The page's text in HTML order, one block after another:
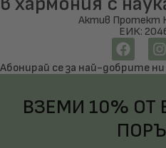
Актив Протект
ЕИК:
Абонирай се за най-добрите
ВЗЕМИ 10% ОТ